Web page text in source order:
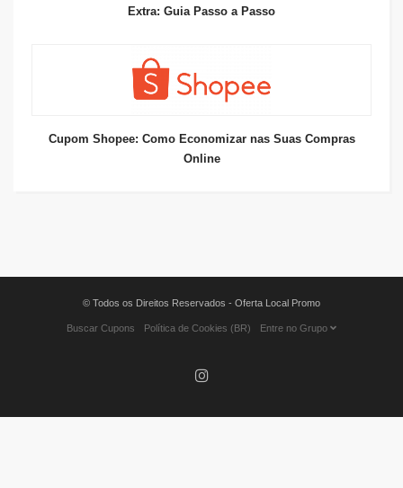
Extra: Guia Passo a Passo
Cupom Shopee: Como Economizar nas Suas Compras
Online
© Todos os Direitos Reservados - Oferta Local Promo
Buscar Cupons Política de Cookies (BR) Entre no Grupo